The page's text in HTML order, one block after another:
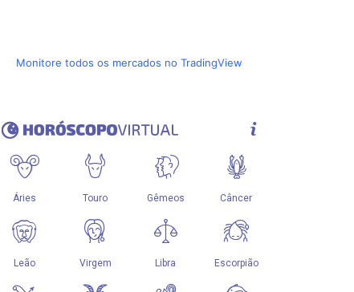
Monitore todos os mercados no TradingView